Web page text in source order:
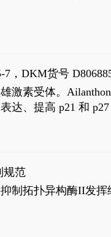
7，DKM货号
素受体。
达、提高 p21 和
制剂，对应的IC50
规范
制拓扑异构酶II发